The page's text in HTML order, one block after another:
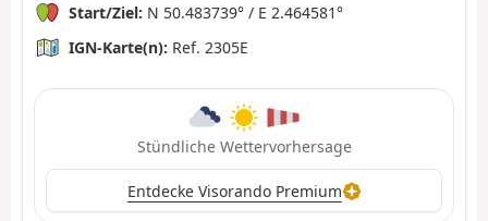
Start/Ziel: N 50.483739° / E 2.464581°
IGN-Karte(n): Ref. 2305E
Stündliche Wettervorhersage
Entdecke Visorando Premium